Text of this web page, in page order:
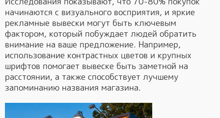
начинаются с визуального восприятия, и яркие
рекламные вывески могут быть ключевым
фактором, который побуждает людей обратить
внимание на ваше предложение. Например,
использование контрастных цветов и крупных
шрифтов помогает вывеске быть заметной на
расстоянии, а также способствует лучшему
запоминанию названия магазина.